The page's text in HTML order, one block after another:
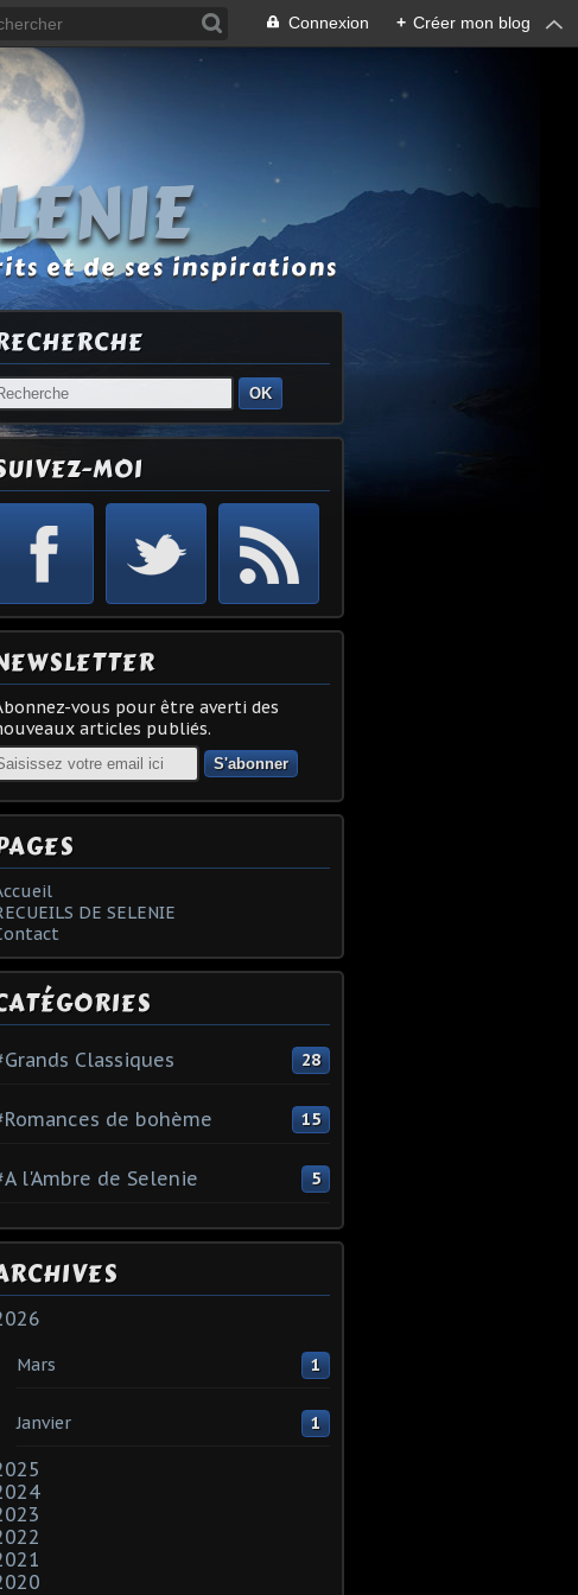
Connexion + Créer mon blog
et de ses inspirations
OK
MOI
vous pour être averti des
articles publiés.
DE SELENIE
Classiques 28
de bohème 15
l'Ambre de Selenie 5
Mars 1
Janvier 1